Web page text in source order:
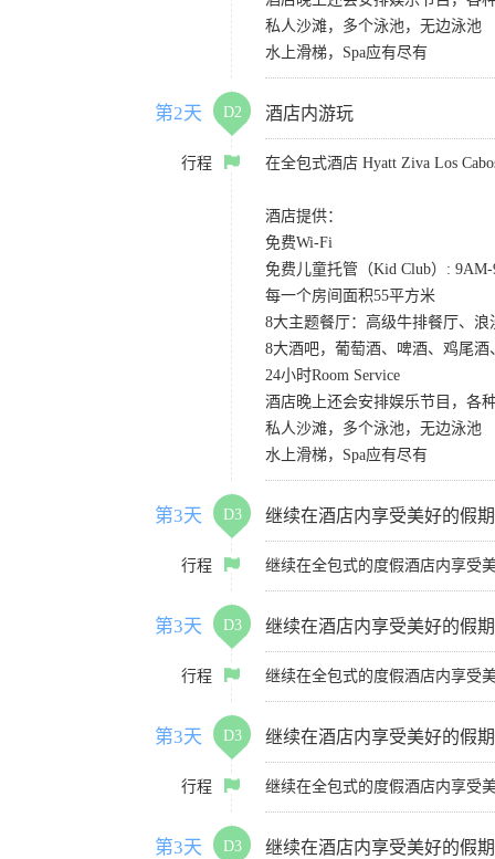
私人沙滩，多个泳池，无边泳池
水上滑梯，Spa应有尽有
第2天 D2 酒店内游玩
行程 在全包式酒店 Hyatt Ziva Los
酒店提供：
免费Wi-Fi
免费儿童托管（Kid Club）:
每一个房间面积55平方米
8大主题餐厅：高级牛排餐厅、
8大酒吧，葡萄酒、啤酒、鸡尾
24小时Room Service
酒店晚上还会安排娱乐节目，各
私人沙滩，多个泳池，无边泳池
水上滑梯，Spa应有尽有
第3天 D3 继续在酒店内享受美好的假期
行程 继续在全包式的度假酒店内享受
第3天 D3 继续在酒店内享受美好的假期
行程 继续在全包式的度假酒店内享受
第3天 D3 继续在酒店内享受美好的假期
行程 继续在全包式的度假酒店内享受
第3天 D3 继续在酒店内享受美好的假期